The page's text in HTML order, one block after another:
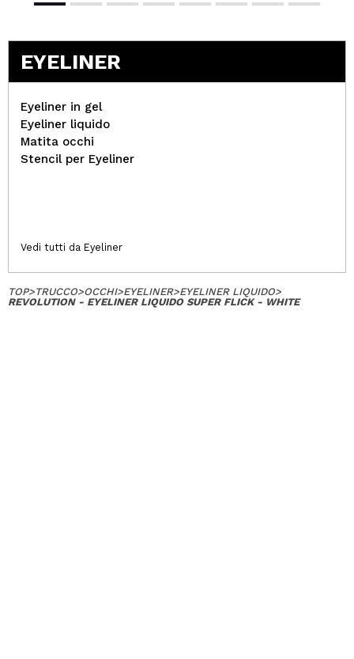
EYELINER
Eyeliner in gel
Eyeliner liquido
Matita occhi
Stencil per Eyeliner
Vedi tutti da Eyeliner
TOP>TRUCCO>OCCHI>EYELINER>EYELINER LIQUIDO>
REVOLUTION - EYELINER LIQUIDO SUPER FLICK - WHITE